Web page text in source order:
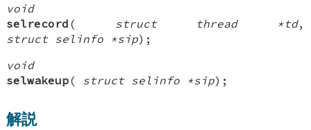
void
selrecord ( struct thread *td,
struct selinfo *sip);
void
selwakeup( struct selinfo *sip);
解説